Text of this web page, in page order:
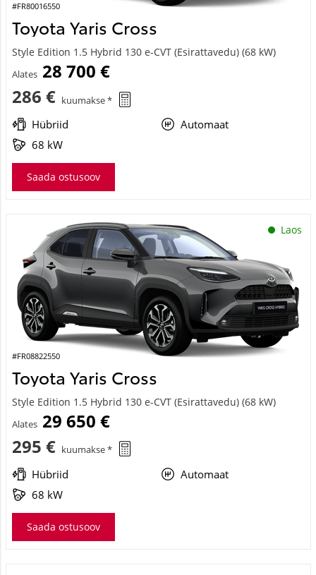
#FR80016550
Toyota Yaris Cross
Style Edition 1.5 Hybrid 130 e-CVT (Esirattavedu) (68 kW)
Alates 28 700 €
286 € kuumakse *
Hübriid
Automaat
68 kW
Saada ostusoov
Laos
#FR08822550
Toyota Yaris Cross
Style Edition 1.5 Hybrid 130 e-CVT (Esirattavedu) (68 kW)
Alates 29 650 €
295 € kuumakse *
Hübriid
Automaat
68 kW
Saada ostusoov